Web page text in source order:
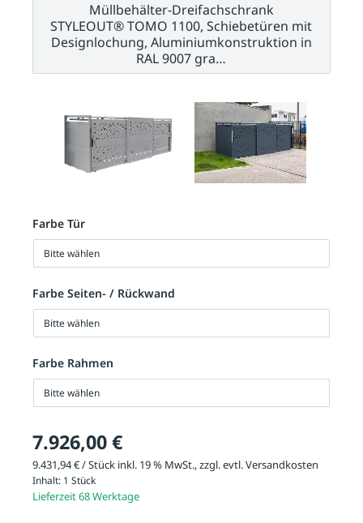
Farbe Tür
Bitte wählen
Farbe Seiten- / Rückwand
Bitte wählen
Farbe Rahmen
Bitte wählen
7.926,00 €
9.431,94 € / Stück inkl. 19 % MwSt., zzgl. evtl.Versandkosten
Inhalt: 1 Stück
Lieferzeit 68 Werktage
Müllbehälter-Dreifachschrank
STYLEOUT® TOMO 1100, Schiebetüren mit
Designlochung, Aluminiumkonstruktion in
RAL 9007 gra…